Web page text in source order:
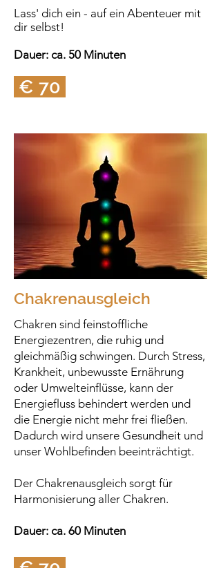
Lass' dich ein - auf ein Abenteuer mit
dir selbst!
Dauer: ca. 50 Minuten
€ 70
Chakrenausgleich
Chakren sind feinstoffliche
Energiezentren, die ruhig und
gleichmäßig schwingen. Durch Stress,
Krankheit, unbewusste Ernährung
oder Umwelteinflüsse, kann der
Energiefluss behindert werden und
die Energie nicht mehr frei fließen.
Dadurch wird unsere Gesundheit und
unser Wohlbefinden beeinträchtigt.
Der Chakrenausgleich sorgt für
Harmonisierung aller Chakren.
Dauer: ca. 60 Minuten